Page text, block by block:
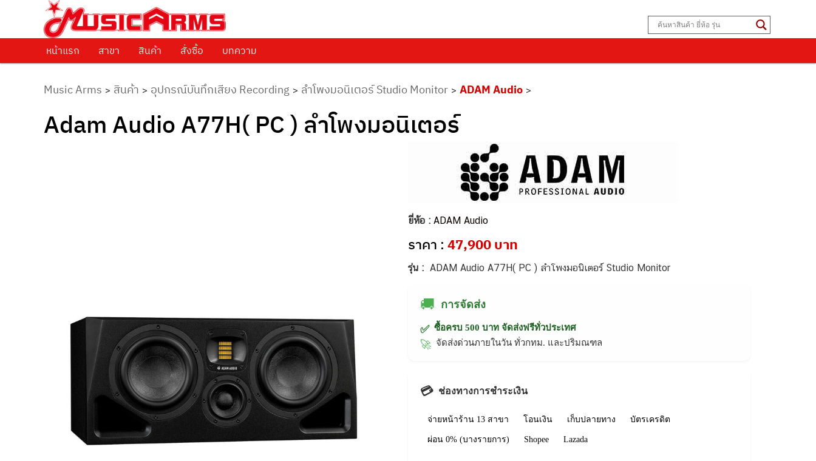
Music Arms
ศูนย์รวมครื่องดนตรีทุกชนิด ตั้งแต่เริ่มต้นถึงมืออาชีพ
Skip to primary content
หน้าแรก สาขา สินค้า สั่งซื้อ บทความ
Music Arms > สินค้า > อุปกรณ์บันทึกเสียง Recording > ลำโพงมอนิเตอร์ Studio Monitor > ADAM Audio >
Adam Audio A77H( PC ) ลำโพงมอนิเตอร์
ยี่ห้อ : ADAM Audio
ราคา : 47,900 บาท
รุ่น : ADAM Audio A77H( PC ) ลำโพงมอนิเตอร์ Studio Monitor
🚚 การจัดส่ง
✅ ซื้อครบ 500 บาท จัดส่งฟรีทั่วประเทศ
🚀 จัดส่งด่วนภายในวัน ทั่วกทม. และปริมณฑล
💳 ช่องทางการชำระเงิน
จ่ายหน้าร้าน 13 สาขา โอนเงิน เก็บปลายทาง บัตรเครดิต
ผ่อน 0% (บางรายการ) Shopee Lazada